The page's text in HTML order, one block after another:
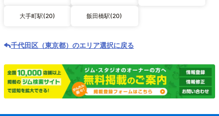
大手町駅(20) 飯田橋駅(20)
千代田区（東京都）のエリア選択に戻る